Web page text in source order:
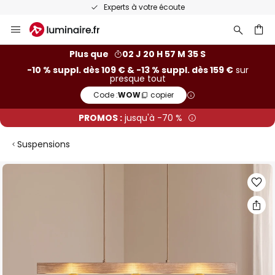
Experts à votre écoute
Allez
au
Plus que
02 J 20 H 57 M 35 S
-10 % suppl. dès 109 € & -13 % suppl. dès 159 €sur
presque tout
Code :WOW copier
PROMOS : jusqu'à -70 %
Suspensions
Skip